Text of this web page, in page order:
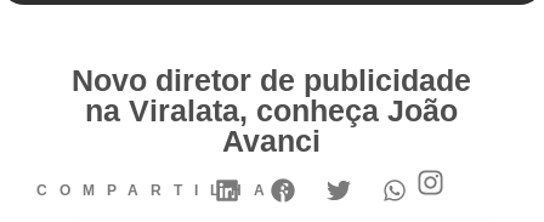
Novo diretor de publicidade
na Viralata, conheça João
Avanci
COMPARTILHAR